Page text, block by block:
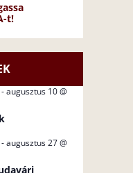
t!
-augusztus 10 @
-augusztus 27 @